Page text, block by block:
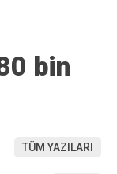
bin
TÜM YAZILARI